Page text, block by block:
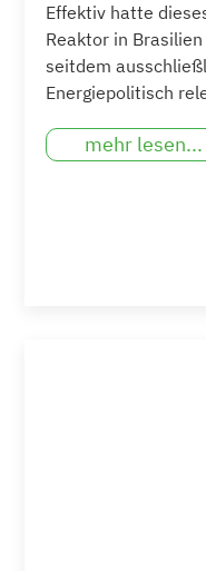
Effektiv hatte
Reaktor in
seitdem
Energiepolitisch
mehr lesen...